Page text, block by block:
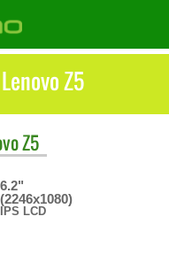
Z5
Z5
6.2"
(2246x1080)
IPS LCD